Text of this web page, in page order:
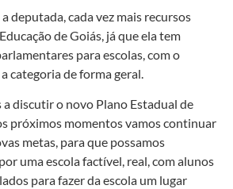
deputada, cada vez mais recursos
de Goiás, já que ela tem
para escolas, com o
categoria de forma geral.
a discutir o novo Plano Estadual de
próximos momentos vamos continuar
metas, para que possamos
uma escola factível, real, com alunos
para fazer da escola um lugar